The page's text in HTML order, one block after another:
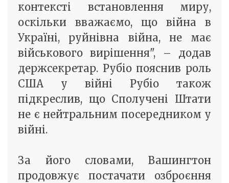
контексті встановлення миру,
оскільки вважаємо, що війна в
Україні, руйнівна війна, не має
військового вирішення", – додав
держсекретар. Рубіо пояснив роль
США у війні Рубіо також
підкреслив, що Сполучені Штати
не є нейтральним посередником у
війні.
За його словами, Вашингтон
продовжує постачати озброєння